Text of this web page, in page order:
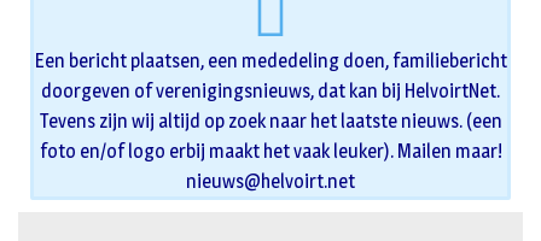
Een bericht plaatsen, een mededeling doen, familiebericht
doorgeven of verenigingsnieuws, dat kan bij HelvoirtNet.
Tevens zijn wij altijd op zoek naar het laatste nieuws. (een
foto en/of logo erbij maakt het vaak leuker). Mailen maar!
nieuws@helvoirt.net